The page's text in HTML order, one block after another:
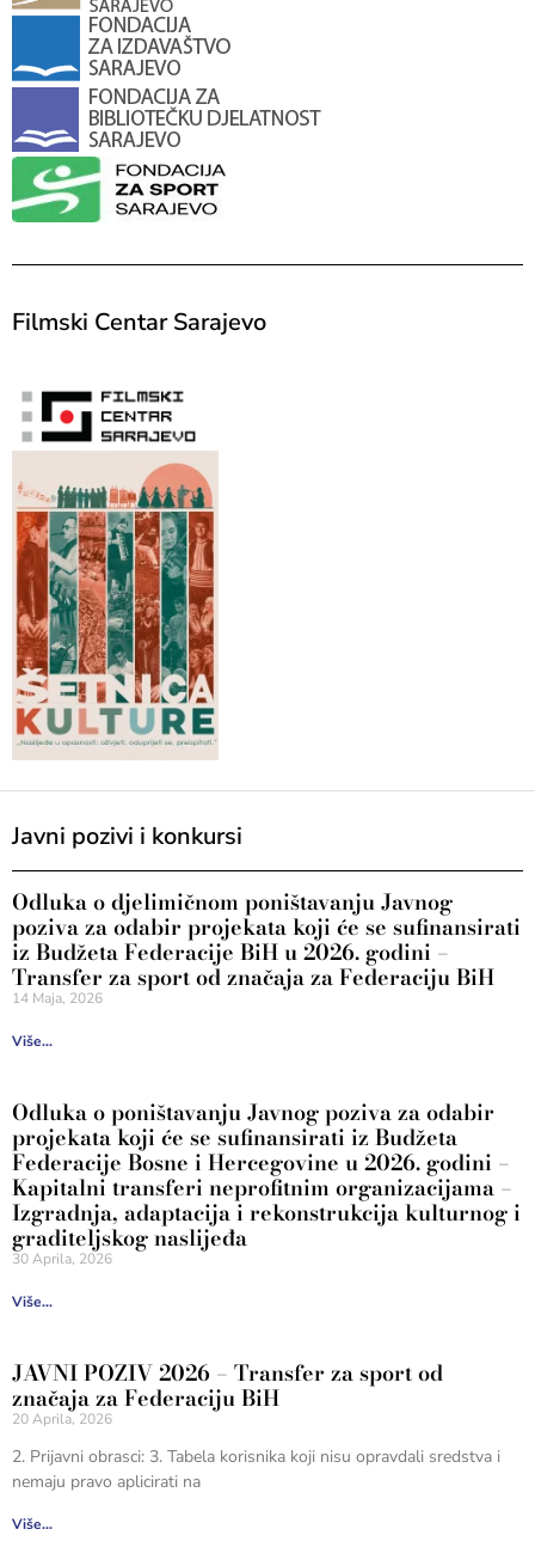
Filmski Centar Sarajevo
Javni pozivi i konkursi
Odluka o djelimičnom poništavanju Javnog
poziva za odabir projekata koji će se sufinansirati
iz Budžeta Federacije BiH u 2026. godini –
Transfer za sport od značaja za Federaciju BiH
14 Maja, 2026
Više...
Odluka o poništavanju Javnog poziva za odabir
projekata koji će se sufinansirati iz Budžeta
Federacije Bosne i Hercegovine u 2026. godini –
Kapitalni transferi neprofitnim organizacijama –
Izgradnja, adaptacija i rekonstrukcija kulturnog i
graditeljskog naslijeđa
30 Aprila, 2026
Više...
JAVNI POZIV 2026 – Transfer za sport od
značaja za Federaciju BiH
20 Aprila, 2026
2. Prijavni obrasci: 3. Tabela korisnika koji nisu opravdali sredstva i
nemaju pravo aplicirati na
Više...